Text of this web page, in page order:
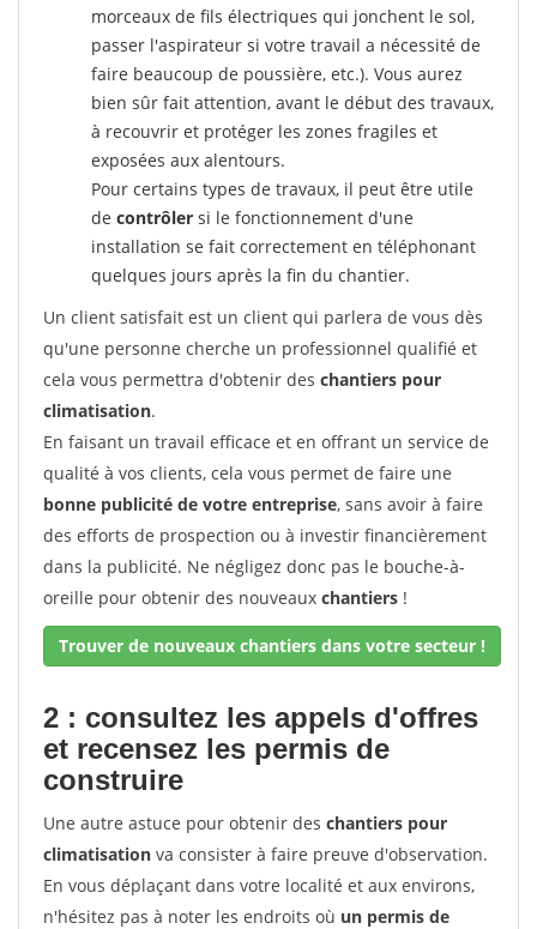
morceaux de fils électriques qui jonchent le sol,
passer l'aspirateur si votre travail a nécessité de
faire beaucoup de poussière, etc.). Vous aurez
bien sûr fait attention, avant le début des travaux,
à recouvrir et protéger les zones fragiles et
exposées aux alentours.
Pour certains types de travaux, il peut être utile
de contrôler si le fonctionnement d'une
installation se fait correctement en téléphonant
quelques jours après la fin du chantier.
Un client satisfait est un client qui parlera de vous dès
qu'une personne cherche un professionnel qualifié et
cela vous permettra d'obtenir des chantiers pour
climatisation.
En faisant un travail efficace et en offrant un service de
qualité à vos clients, cela vous permet de faire une
bonne publicité de votre entreprise, sans avoir à faire
des efforts de prospection ou à investir financièrement
dans la publicité. Ne négligez donc pas le bouche-à-
oreille pour obtenir des nouveaux chantiers !
Trouver de nouveaux chantiers dans votre secteur !
2 : consultez les appels d'offres
et recensez les permis de
construire
Une autre astuce pour obtenir des chantiers pour
climatisation va consister à faire preuve d'observation.
En vous déplaçant dans votre localité et aux environs,
n'hésitez pas à noter les endroits où un permis de